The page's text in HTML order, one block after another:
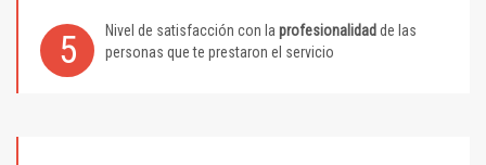
5 Nivel de satisfacción con la profesionalidad de las
personas que te prestaron el servicio